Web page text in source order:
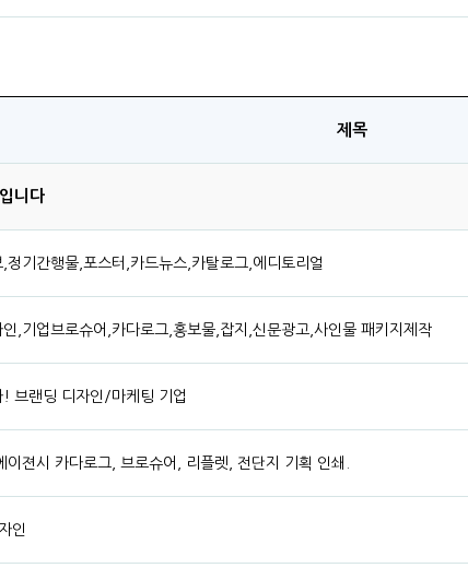
제목
니다
정기간행물,포스터,카드뉴스,카탈로그,에디토리얼
,기업브로슈어,카다로그,홍보물,잡지,신문광고,사인물 패키지제작
! 브랜딩 디자인/마케팅 기업
젼시 카다로그, 브로슈어, 리플렛, 전단지 기획 인쇄.
인